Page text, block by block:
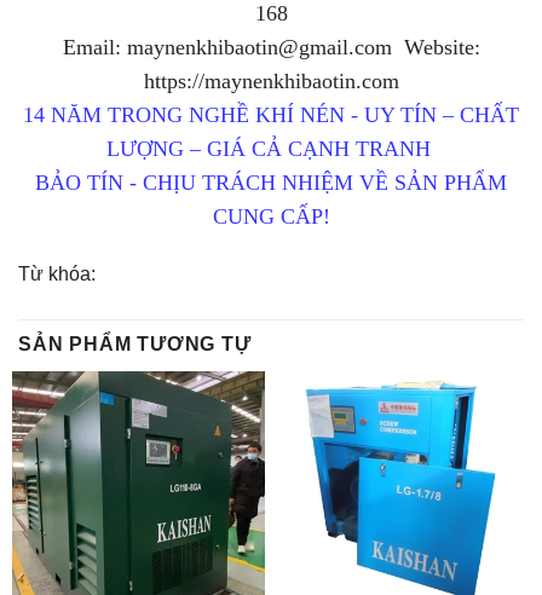
168
Email: maynenkhibaotin@gmail.com Website:
https://maynenkhibaotin.com
14 NĂM TRONG NGHỀ KHÍ NÉN - UY TÍN – CHẤT
LƯỢNG – GIÁ CẢ CẠNH TRANH
BẢO TÍN - CHỊU TRÁCH NHIỆM VỀ SẢN PHẨM
CUNG CẤP!
Từ khóa:
SẢN PHẨM TƯƠNG TỰ